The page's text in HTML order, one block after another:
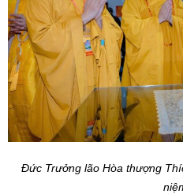
Đức Trưởng lão Hòa thượng